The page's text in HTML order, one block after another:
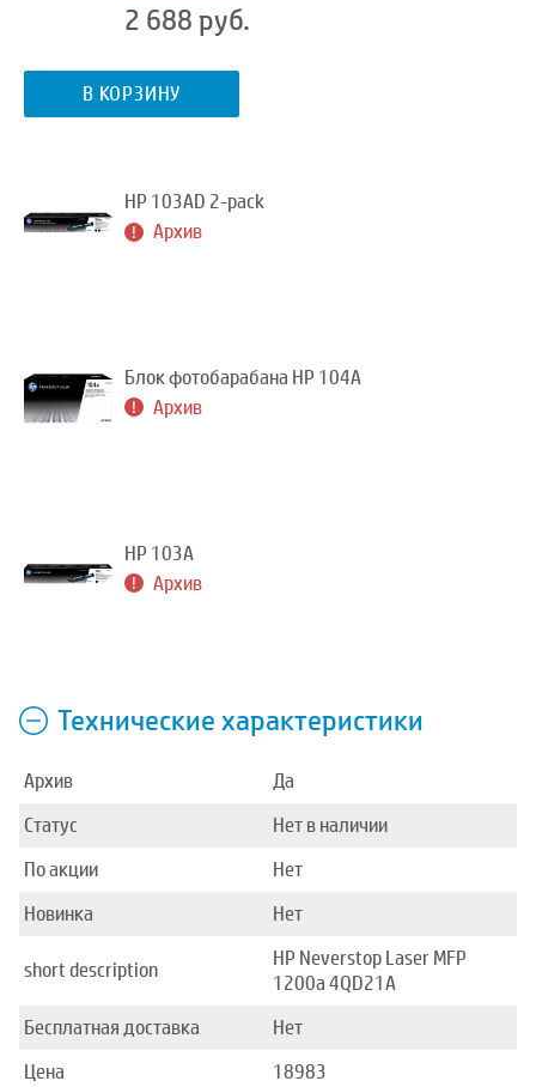
2 688 руб.
В КОРЗИНУ
HP 103AD 2-pack
Архив
Блок фотобарабана HP 104A
Архив
HP 103A
Архив
Технические характеристики
Архив
Да
Статус
Нет в наличии
По акции
Нет
Новинка
Нет
short description
HP Neverstop Laser MFP
1200a 4QD21A
Бесплатная доставка
Нет
Цена
18983